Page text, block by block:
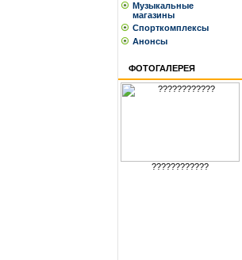
Музыкальные
магазины
Спорткомплексы
Анонсы
ФОТОГАЛЕРЕЯ
????????????